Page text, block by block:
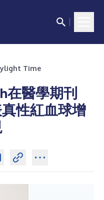
Time
在醫學期刊
真性紅血球增